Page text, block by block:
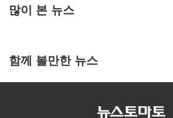
많이 본 뉴스
함께 볼만한 뉴스